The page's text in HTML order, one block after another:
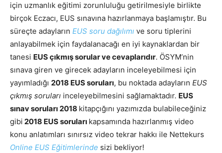
için uzmanlık eğitimi zorunluluğu getirilmesiyle birlikte
birçok Eczacı, EUS sınavına hazırlanmaya başlamıştır. Bu
süreçte adayların EUS soru dağılımı ve soru tiplerini
anlayabilmek için faydalanacağı en iyi kaynaklardan bir
tanesi EUS çıkmış sorular ve cevaplarıdır. ÖSYM’nin
sınava giren ve girecek adayların inceleyebilmesi için
yayımladığı 2018 EUS soruları, bu noktada adayların EUS
çıkmış soruları inceleyebilmesini sağlamaktadır. EUS
sınav soruları 2018 kitapçığını yazımızda bulabileceğiniz
gibi 2018 EUS soruları kapsamında hazırlanmış video
konu anlatımları sınırsız video tekrar hakkı ile Nettekurs
Online EUS Eğitimlerinde sizi bekliyor!